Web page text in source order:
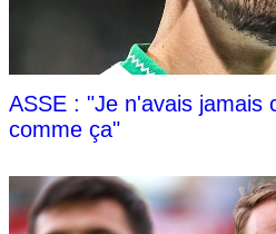
ASSE : "Je n'avais jamais
comme ça"